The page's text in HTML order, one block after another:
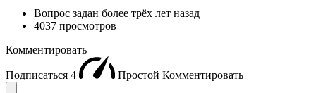
Вопрос задан более трёх лет назад
4037 просмотров
Комментировать
Подписаться 4 Простой Комментировать